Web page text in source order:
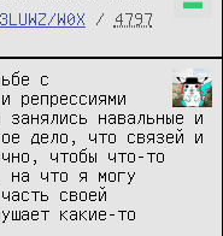
W0X / 4797
с
репрессиями
навальные и
дело, что связей и
чтобы что-то
на что я могу
своей
какие-то